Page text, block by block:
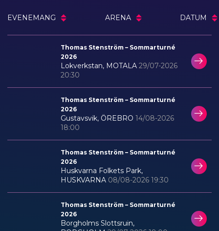
EVENEMANG ARENA DATUM
Thomas Stenström – Sommarturné
2026
Lokverkstan, MOTALA 29/07-2026
20:30
Thomas Stenström – Sommarturné
2026
Gustavsvik, ÖREBRO 14/08-2026
18:00
Thomas Stenström – Sommarturné
2026
Huskvarna Folkets Park,
HUSKVARNA 08/08-2026 19:30
Thomas Stenström – Sommarturné
2026
Borgholms Slottsruin,